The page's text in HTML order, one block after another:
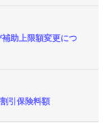
助上限額変更につ
引保険料額